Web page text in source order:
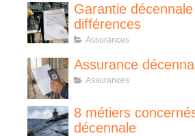
Garantie
différences
Assurances
Assurance
Assurances
8 métiers
décennale